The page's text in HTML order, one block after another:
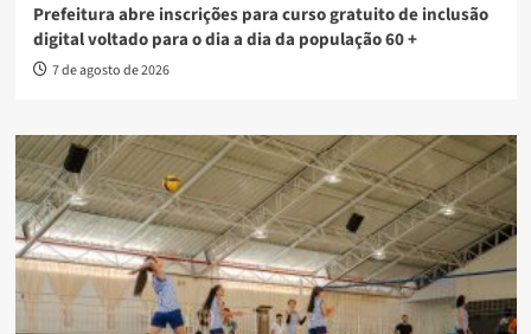
Prefeitura abre inscrições para curso gratuito de inclusão
digital voltado para o dia a dia da população 60 +
7 de agosto de 2026